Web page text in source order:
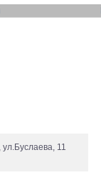
ул.Буслаева, 11